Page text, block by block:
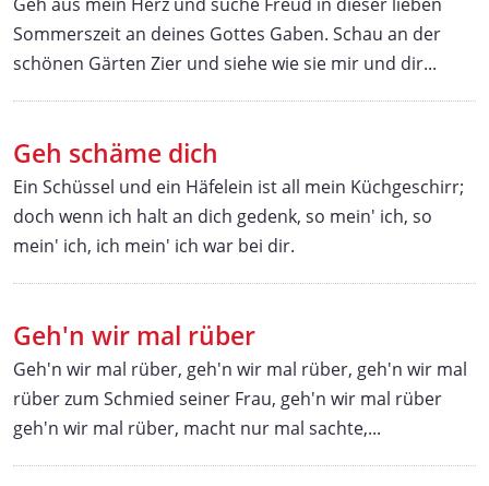
Sommerszeit an deines Gottes Gaben. Schau an der
schönen Gärten Zier und siehe wie sie mir und dir...
Geh schäme dich
Ein Schüssel und ein Häfelein ist all mein Küchgeschirr;
doch wenn ich halt an dich gedenk, so mein' ich, so
mein' ich, ich mein' ich war bei dir.
Geh'n wir mal rüber
Geh'n wir mal rüber, geh'n wir mal rüber, geh'n wir mal
rüber zum Schmied seiner Frau, geh'n wir mal rüber
geh'n wir mal rüber, macht nur mal sachte,...